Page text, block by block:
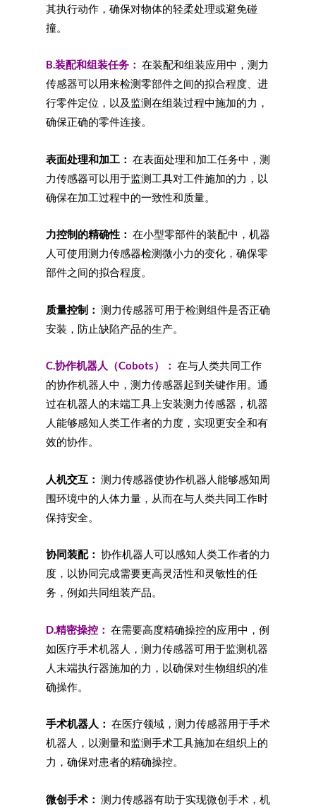
其执行动作，确保对物体的轻柔处理或避免碰
撞。
B.装配和组装任务： 在装配和组装应用中，测力
传感器可以用来检测零部件之间的拟合程度、进
行零件定位，以及监测在组装过程中施加的力，
确保正确的零件连接。
表面处理和加工： 在表面处理和加工任务中，测
力传感器可以用于监测工具对工件施加的力，以
确保在加工过程中的一致性和质量。
力控制的精确性： 在小型零部件的装配中，机器
人可使用测力传感器检测微小力的变化，确保零
部件之间的拟合程度。
质量控制： 测力传感器可用于检测组件是否正确
安装，防止缺陷产品的生产。
C.协作机器人（Cobots）： 在与人类共同工作
的协作机器人中，测力传感器起到关键作用。通
过在机器人的末端工具上安装测力传感器，机器
人能够感知人类工作者的力度，实现更安全和有
效的协作。
人机交互： 测力传感器使协作机器人能够感知周
围环境中的人体力量，从而在与人类共同工作时
保持安全。
协同装配： 协作机器人可以感知人类工作者的力
度，以协同完成需要更高灵活性和灵敏性的任
务，例如共同组装产品。
D.精密操控： 在需要高度精确操控的应用中，例
如医疗手术机器人，测力传感器可用于监测机器
人末端执行器施加的力，以确保对生物组织的准
确操作。
手术机器人： 在医疗领域，测力传感器用于手术
机器人，以测量和监测手术工具施加在组织上的
力，确保对患者的精确操控。
微创手术： 测力传感器有助于实现微创手术，机